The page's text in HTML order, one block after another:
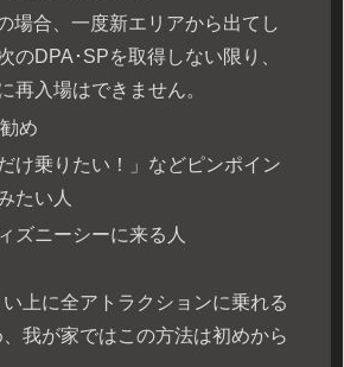
場合、一度新エリアから出てし
のDPA･SPを取得しない限り、
再入場はできません。
め
け乗りたい！」などピンポイン
たい人
ズニーシーに来る人
上に全アトラクションに乗れる
我が家ではこの方法は初めから